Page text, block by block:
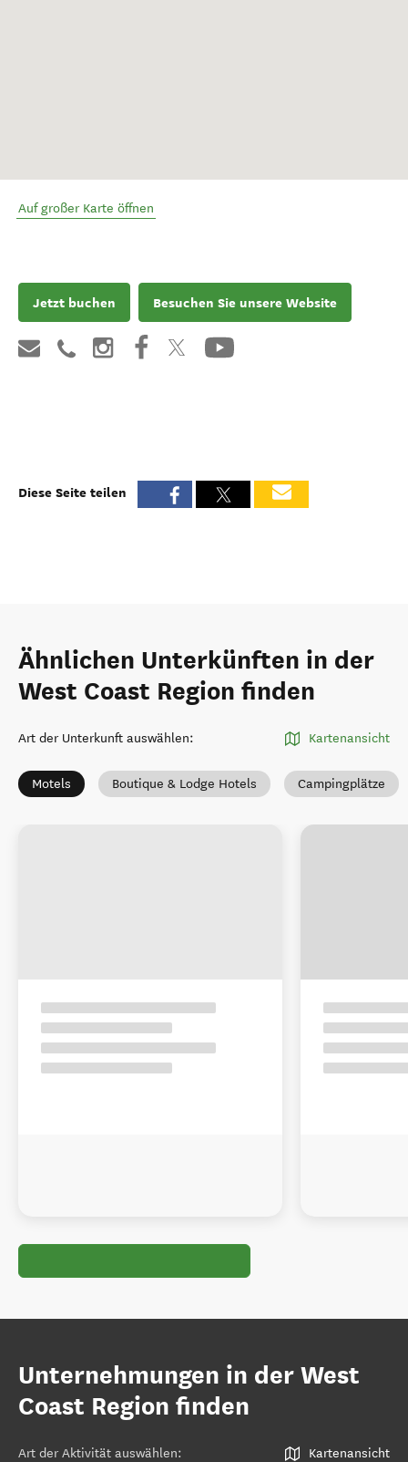
Auf großer Karte öffnen
Jetzt buchen Besuchen Sie unsere Website
Diese Seite teilen
Ähnlichen Unterkünften in der
West Coast Region finden
Art der Unterkunft auswählen: Kartenansicht
Motels Boutique & Lodge Hotels Campingplätze
Unternehmungen in der West
Coast Region finden
Art der Aktivität auswählen: Kartenansicht